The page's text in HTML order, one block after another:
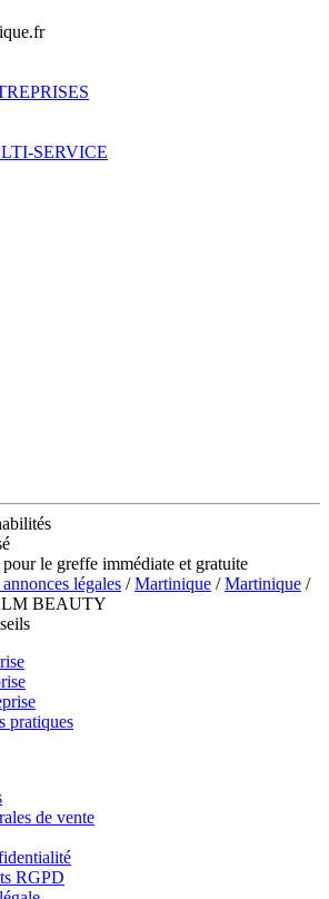
SERVICE
le greffe immédiate et gratuite
légales /Martinique /Martinique /
BEAUTY
pratiques
de vente
RGPD